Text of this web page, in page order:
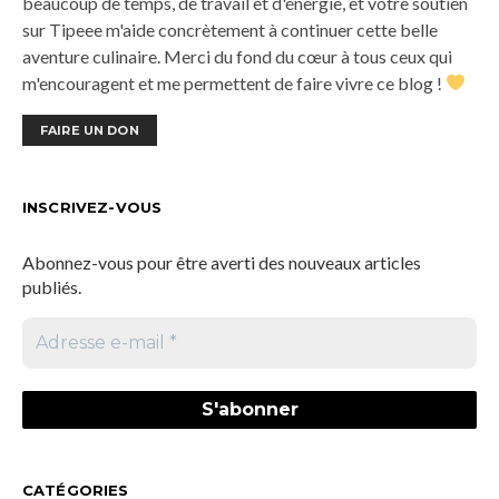
sur Tipeee m'aide concrètement à continuer cette belle
aventure culinaire. Merci du fond du cœur à tous ceux qui
m'encouragent et me permettent de faire vivre ce blog !
FAIRE UN DON
INSCRIVEZ-VOUS
Abonnez-vous pour être averti des nouveaux articles
publiés.
CATÉGORIES